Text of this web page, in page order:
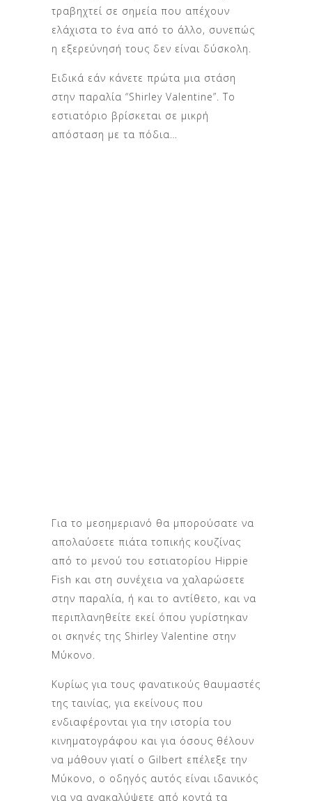
τραβηχτεί σε σημεία που απέχουν
ελάχιστα το ένα από το άλλο, συνεπώς
η εξερεύνησή τους δεν είναι δύσκολη.
Ειδικά εάν κάνετε πρώτα μια στάση
στην παραλία “Shirley Valentine”. Το
εστιατόριο βρίσκεται σε μικρή
απόσταση με τα πόδια…
Για το μεσημεριανό θα μπορούσατε να
απολαύσετε πιάτα τοπικής κουζίνας
από το μενού του εστιατορίου Hippie
Fish και στη συνέχεια να χαλαρώσετε
στην παραλία, ή και το αντίθετο, και να
περιπλανηθείτε εκεί όπου γυρίστηκαν
οι σκηνές της Shirley Valentine στην
Μύκονο.
Κυρίως για τους φανατικούς θαυμαστές
της ταινίας, για εκείνους που
ενδιαφέρονται για την ιστορία του
κινηματογράφου και για όσους θέλουν
να μάθουν γιατί ο Gilbert επέλεξε την
Μύκονο, ο οδηγός αυτός είναι ιδανικός
για να ανακαλύψετε από κοντά τα